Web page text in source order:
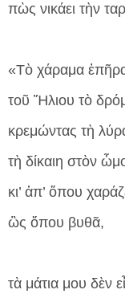
πὼς νικάει τὴν
«Τὸ χάραμα
τοῦ Ἥλιου τὸ
κρεμώντας τὴ
τὴ δίκαιη στὸν
κι’ ἀπ’ ὅπου
ὣς ὅπου βυθᾶ,
τὰ μάτια μου δὲν